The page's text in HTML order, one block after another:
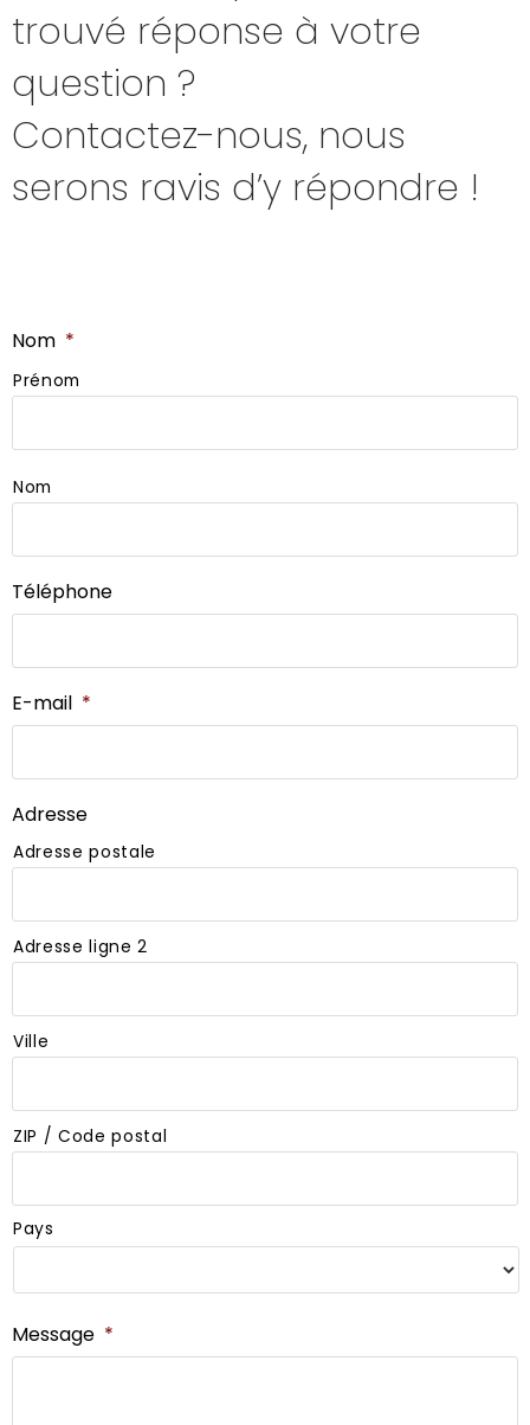
trouvé réponse à votre
question ?
Contactez-nous, nous
serons ravis d’y répondre !
Nom *
Prénom
Nom
Téléphone
E-mail *
Adresse
Adresse postale
Adresse ligne 2
Ville
ZIP / Code postal
Pays
Message *